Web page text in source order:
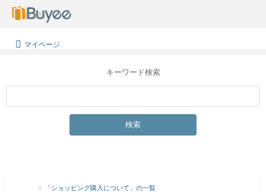
日本語
マイページ
キーワード検索
検索
「ショッピング購入について」の一覧